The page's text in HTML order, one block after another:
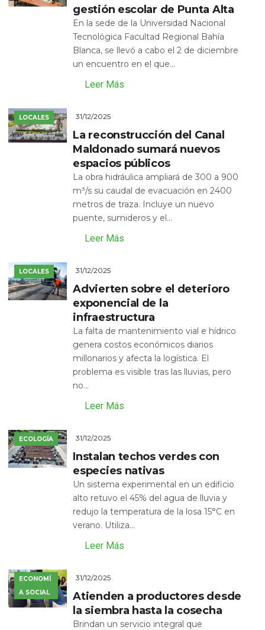
gestión escolar de Punta Alta
En la sede de la Universidad Nacional
Tecnológica Facultad Regional Bahía
Blanca, se llevó a cabo el 2 de diciembre
un encuentro en el que...
Leer Más
LOCALES 31/12/2025
La reconstrucción del Canal
Maldonado sumará nuevos
espacios públicos
La obra hidráulica ampliará de 300 a 900
m³/s su caudal de evacuación en 2400
metros de traza. Incluye un nuevo
puente, sumideros y el...
Leer Más
LOCALES 31/12/2025
Advierten sobre el deterioro
exponencial de la
infraestructura
La falta de mantenimiento vial e hídrico
genera costos económicos diarios
millonarios y afecta la logística. El
problema es visible tras las lluvias, pero
no...
Leer Más
ECOLOGÍA 31/12/2025
Instalan techos verdes con
especies nativas
Un sistema experimental en un edificio
alto retuvo el 45% del agua de lluvia y
redujo la temperatura de la losa 15°C en
verano. Utiliza...
Leer Más
ECONOMÍ
A SOCIAL
31/12/2025
Atienden a productores desde
la siembra hasta la cosecha
Brindan un servicio integral que